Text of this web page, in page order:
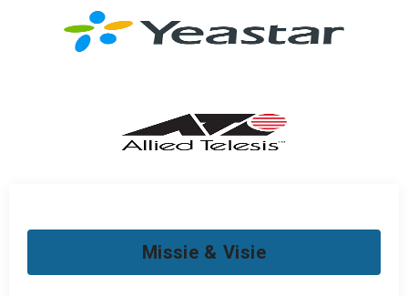
Missie & Visie